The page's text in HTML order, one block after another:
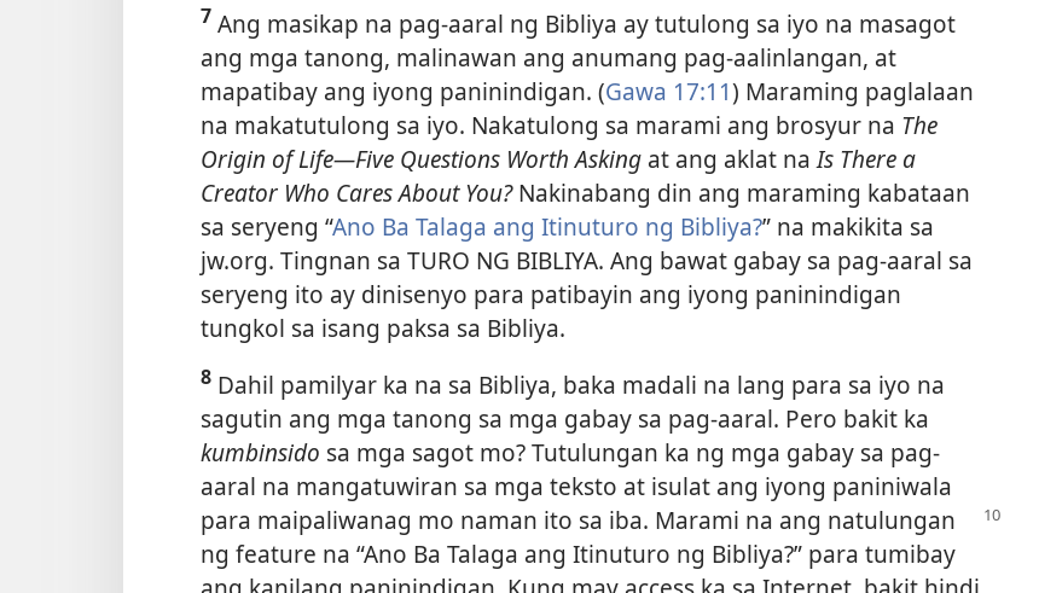
7 Ang masikap na pag-aaral ng Bibliya ay tutulong sa iyo na masagot
ang mga tanong, malinawan ang anumang pag-aalinlangan, at
mapatibay ang iyong paninindigan. (Gawa 17:11) Maraming paglalaan
na makatutulong sa iyo. Nakatulong sa marami ang brosyur na The
Origin of Life—Five Questions Worth Asking at ang aklat naIs There a
Creator Who Cares About You?Nakinabang din ang maraming kabataan
sa seryeng “Ano Ba Talaga ang Itinuturo ng Bibliya?” na makikita sa
jw.org. Tingnan sa TURO NG BIBLIYA. Ang bawat gabay sa pag-aaral sa
seryeng ito ay dinisenyo para patibayin ang iyong paninindigan
tungkol sa isang paksa sa Bibliya.
8 Dahil pamilyar ka na sa Bibliya, baka madali na lang para sa iyo na
sagutin ang mga tanong sa mga gabay sa pag-aaral. Pero bakit ka
kumbinsido sa mga sagot mo? Tutulungan ka ng mga gabay sa pag-
aaral na mangatuwiran sa mga teksto at isulat ang iyong paniniwala
para maipaliwanag mo naman ito sa iba. Marami na ang natulungan
ng feature na “Ano Ba Talaga ang Itinuturo ng Bibliya?” para tumibay